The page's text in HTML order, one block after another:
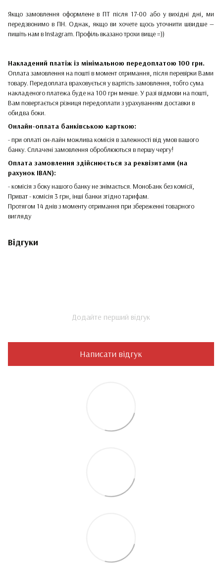
Якщо замовлення оформлене в ПТ після 17-00 або у вихідні дні, ми
передзвонимо в ПН. Однак, якщо ви хочете щось уточнити швидше —
пишіть нам в Instagram. Профіль вказано трохи вище =))
Накладений платіж із мінімальною передоплатою 100 грн.
Оплата замовлення на пошті в момент отримання, після перевірки Вами
товару. Передоплата враховується у вартість замовлення, тобто сума
накладеного платежа буде на 100 грн менше. У разі відмови на пошті,
Вам повертається різниця передоплати з урахуванням доставки в
обидва боки.
Онлайн-оплата банківською карткою:
- при оплаті он-лайн можлива комісія в залежності від умов вашого
банку. Сплачені замовлення оброблюються в першу чергу!
Оплата замовлення здійснюється за реквізитами (на
рахунок IBAN):
- комісія з боку нашого банку не знімається. МоноБанк без комісії,
Приват - комісія 3 грн, інші банки згідно тарифам.
Протягом 14 днів з моменту отримання при збереженні товарного
вигляду
Відгуки
Додайте перший відгук
Написати відгук